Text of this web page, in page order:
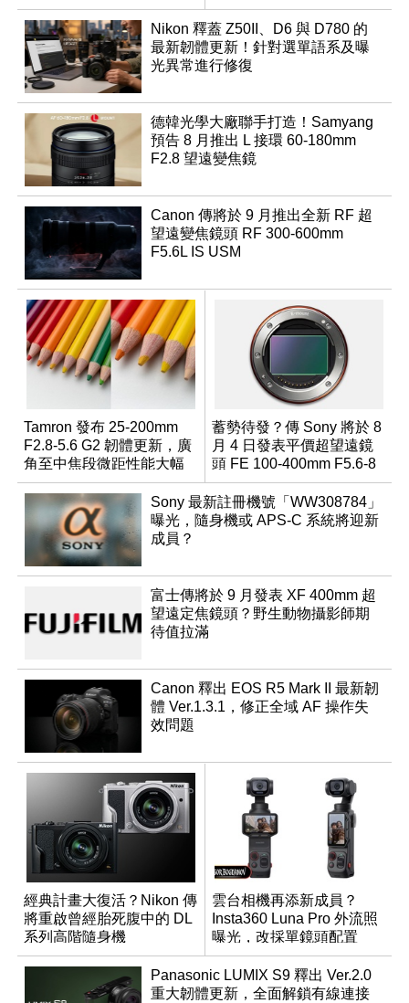
速讀出升級
優化
Nikon 釋蓋 Z50II、D6 與 D780 的
最新韌體更新！針對選單語系及曝
光異常進行修復
德韓光學大廠聯手打造！Samyang
預告 8 月推出 L 接環 60-180mm
F2.8 望遠變焦鏡
Canon 傳將於 9 月推出全新 RF 超
望遠變焦鏡頭 RF 300-600mm
F5.6L IS USM
Tamron 發布 25-200mm
F2.8-5.6 G2 韌體更新，廣
角至中焦段微距性能大幅
升級
蓄勢待發？傳 Sony 將於 8
月 4 日發表平價超望遠鏡
頭 FE 100-400mm F5.6-8
Sony 最新註冊機號「WW308784」
曝光，隨身機或 APS-C 系統將迎新
成員？
富士傳將於 9 月發表 XF 400mm 超
望遠定焦鏡頭？野生動物攝影師期
待值拉滿
Canon 釋出 EOS R5 Mark II 最新韌
體 Ver.1.3.1，修正全域 AF 操作失
效問題
經典計畫大復活？Nikon 傳
將重啟曾經胎死腹中的 DL
系列高階隨身機
雲台相機再添新成員？
Insta360 Luna Pro 外流照
曝光，改採單鏡頭配置
Panasonic LUMIX S9 釋出 Ver.2.0
重大韌體更新，全面解鎖有線連接